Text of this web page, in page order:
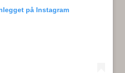
på Instagram